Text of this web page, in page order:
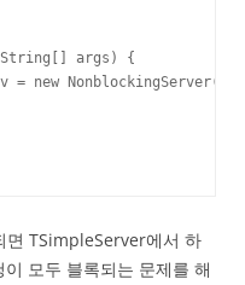
args) {
= new NonblockingServer();
TSimpleServer에서 하
모두 블록되는 문제를 해